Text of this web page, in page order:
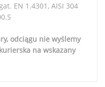
EN 1.4301, AISI 304
odciągu nie wyślemy
na wskazany